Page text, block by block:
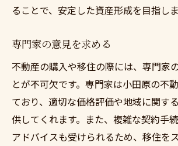
ることで、安定した資産形成を目指しま
専門家の意見を求める
不動産の購入や移住の際には、専門家
とが不可欠です。専門家は小田原の不
ており、適切な価格評価や地域に関す
供してくれます。また、複雑な契約手
アドバイスも受けられるため、移住を